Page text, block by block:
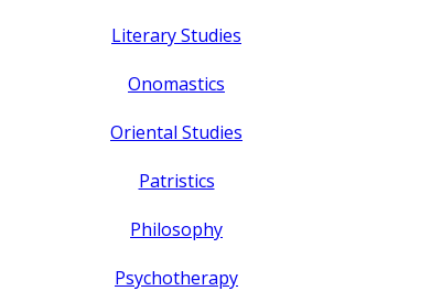
Literary Studies
Onomastics
Oriental Studies
Patristics
Philosophy
Psychotherapy